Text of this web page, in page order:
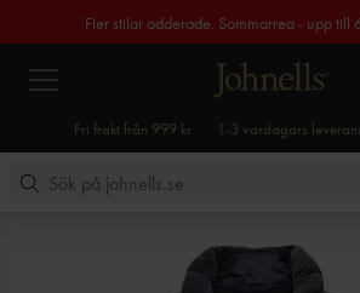
Fler stilar adderade. Sommarrea - upp till
Fri frakt från 999 kr 1-3 vardagars